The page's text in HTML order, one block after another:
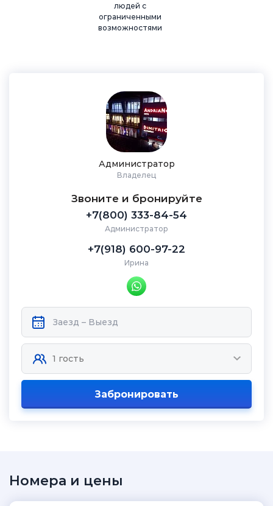
людей с
ограниченными
возможностями
Администратор
Владелец
Звоните и бронируйте
+7(800) 333-84-54
Администратор
+7(918) 600-97-22
Ирина
Забронировать
Номера и цены